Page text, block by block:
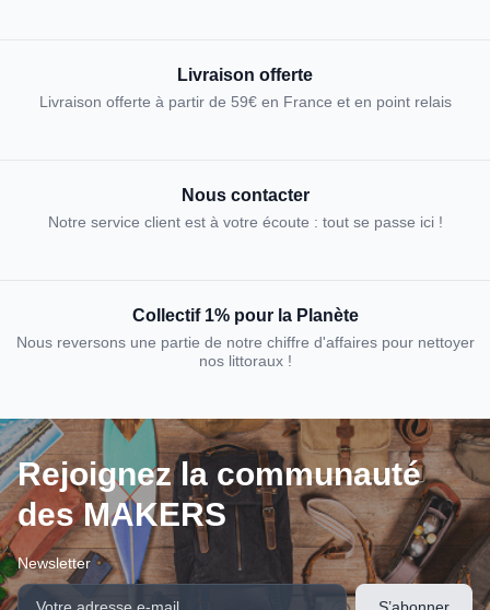
Livraison offerte
Livraison offerte à partir de 59€ en France et en point relais
Nous contacter
Notre service client est à votre écoute : tout se passe ici !
Collectif 1% pour la Planète
Nous reversons une partie de notre chiffre d'affaires pour nettoyer
nos littoraux !
Rejoignez la communauté
des MAKERS
Newsletter